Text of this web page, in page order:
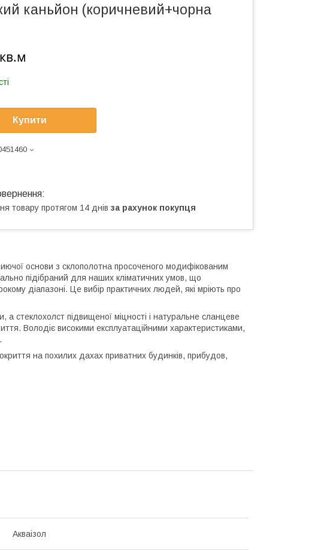
каньйон (коричневий+чорна
Купити
товару протягом 14 днів за рахунок покупця
основи з склополотна просоченого модифікованим
підібраний для наших кліматичних умов, що
діапазоні. Це вибір практичних людей, які мріють про
а стеклохолст підвищеної міцності і натуральне сланцеве
Володіє високими експлуатаційними характеристиками,
на похилих дахах приватних будинків, прибудов,
Акваізол